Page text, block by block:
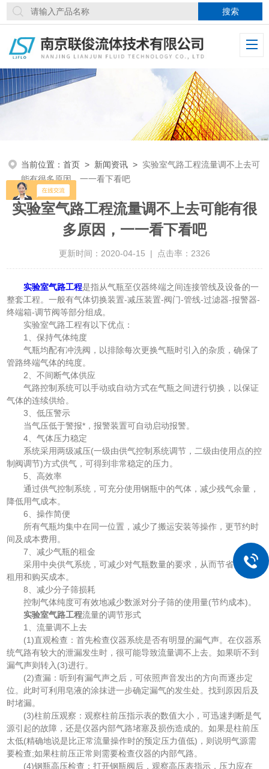
当前位置：首页 > 新闻资讯 > 实验室气路工程流量调不上去可
能有很多原因，一一看下看吧
实验室气路工程流量调不上去可能有很
多原因，一一看下看吧
更新时间：2020-04-15 | 点击率：2326
实验室气路工程是指从气瓶至仪器终端之间连接管线及设备的一
整套工程。一般有气体切换装置-减压装置-阀门-管线-过滤器-报警器-
终端箱-调节阀等部分组成。
实验室气路工程有以下优点：
1、保持气体纯度
气瓶均配有冲洗阀，以排除每次更换气瓶时引入的杂质，确保了
管路终端气体的纯度。
2、不间断气体供应
气路控制系统可以手动或自动方式在气瓶之间进行切换，以保证
气体的连续供给。
3、低压警示
当气压低于警报*，报警装置可自动启动报警。
4、气体压力稳定
系统采用两级减压(一级由供气控制系统调节，二级由使用点的控
制阀调节)方式供气，可得到非常稳定的压力。
5、高效率
通过供气控制系统，可充分使用钢瓶中的气体，减少残气余量，
降低用气成本。
6、操作简便
所有气瓶均集中在同一位置，减少了搬运安装等操作，更节约时
间及成本费用。
7、减少气瓶的租金
采用中央供气系统，可减少对气瓶数量的要求，从而节省气瓶的
租用和购买成本。
8、减少分子筛损耗
控制气体纯度可有效地减少数派对分子筛的使用量(节约成本)。
实验室气路工程流量的调节形式
1、流量调不上去
(1)直观检查：首先检查仪器系统是否有明显的漏气声。在仪器系
统气路有较大的泄漏发生时，很可能导致流量调不上去。如果听不到
漏气声则转入(3)进行。
(2)查漏：听到有漏气声之后，可依照声音发出的方向而逐步定
位。此时可利用皂液的涂抹进一步确定漏气的发生处。找到原因后及
时堵漏。
(3)柱前压观察：观察柱前压指示表的数值大小，可迅速判断是气
源引起的故障，还是仪器内部气路堵塞及损伤造成的。如果是柱前压
太低(精确地说是比正常流量操作时的预定压力值低)，则说明气源需
要检查;如果柱前压正常则需要检查仪器的内部气路。
(4)钢瓶高压检查：打开钢瓶阀后，观察高压表指示，压力应在